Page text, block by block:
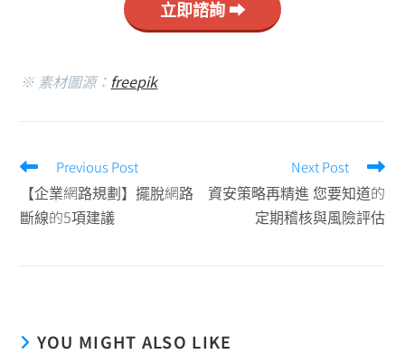
立即諮詢 ⮕
※ 素材圖源： freepik
Previous Post
【企業網路規劃】擺脫網路
斷線的5項建議
Next Post
資安策略再精進 您要知道的
定期稽核與風險評估
YOU MIGHT ALSO LIKE